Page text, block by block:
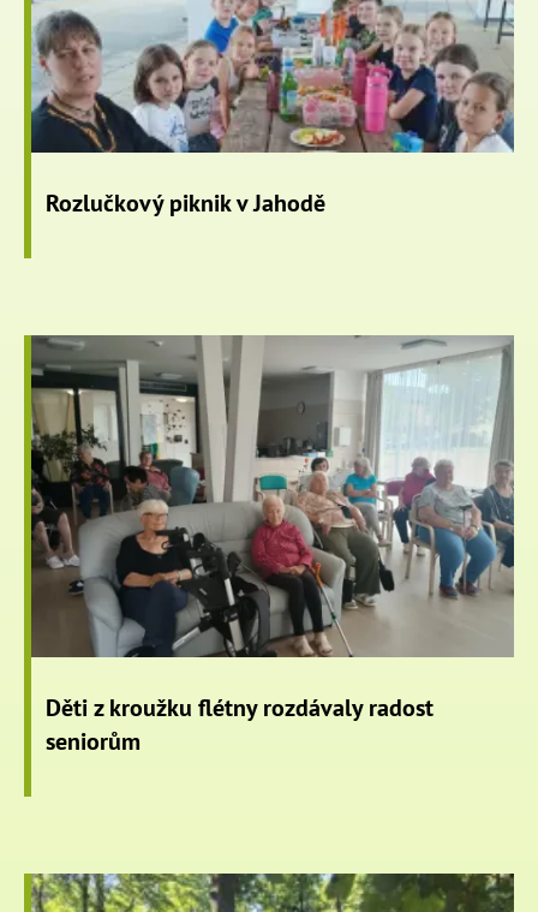
Rozlučkový piknik v Jahodě
Děti z kroužku flétny rozdávaly radost
seniorům